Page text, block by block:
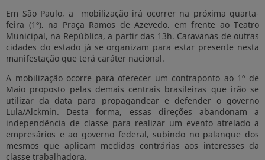
Em São Paulo, a mobilização irá ocorrer na próxima quarta-
feira (1º), na Praça Ramos de Azevedo, em frente ao Teatro
Municipal, na República, a partir das 13h. Caravanas de outras
cidades do estado já se organizam para estar presente nesta
manifestação que terá caráter nacional.
A mobilização ocorre para oferecer um contraponto ao 1º de
Maio proposto pelas demais centrais brasileiras que irão se
utilizar da data para propagandear e defender o governo
Lula/Alckmin. Desta forma, essas direções abandonam a
independência de classe para realizar um evento atrelado a
empresários e ao governo federal, subindo no palanque dos
mesmos que aplicam medidas contrárias aos interesses da
classe trabalhadora.